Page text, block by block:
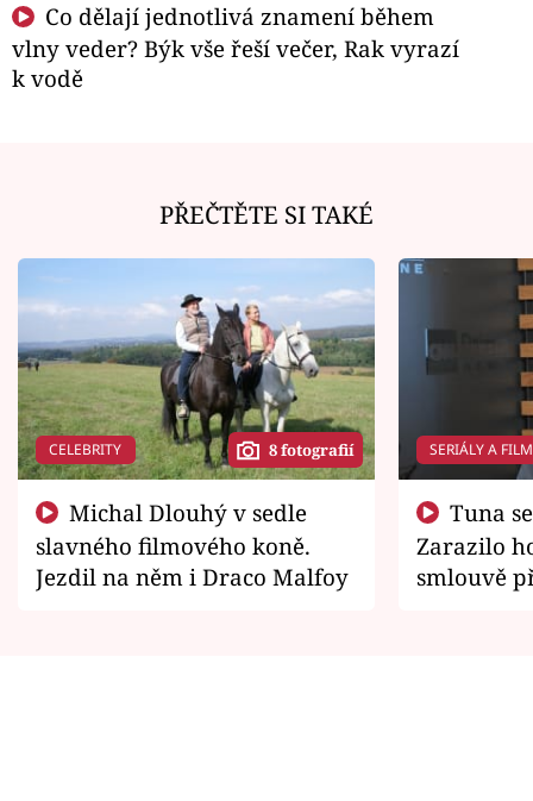
Co dělají jednotlivá znamení během
vlny veder? Býk vše řeší večer, Rak vyrazí
k vodě
PŘEČTĚTE SI TAKÉ
CELEBRITY 8 fotografií
slavného filmového koně.
Jezdil na něm i Draco Malfoy
SERIÁLY A
Zarazilo
smlouvě